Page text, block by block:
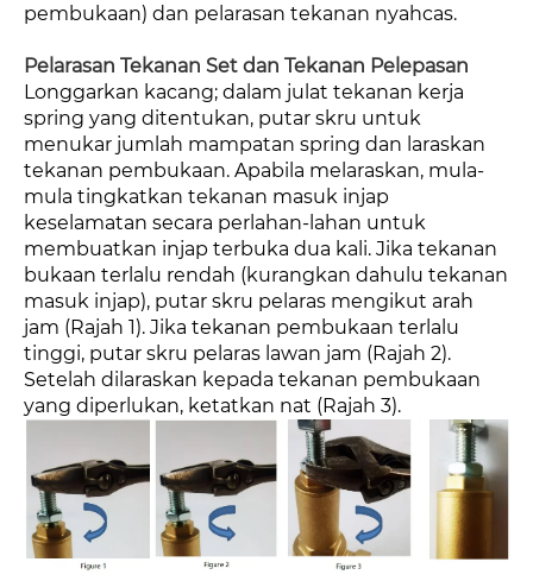
pembukaan) dan pelarasan tekanan nyahcas.
Pelarasan Tekanan Set dan Tekanan Pelepasan
Longgarkan kacang; dalam julat tekanan kerja
spring yang ditentukan, putar skru untuk
menukar jumlah mampatan spring dan laraskan
tekanan pembukaan. Apabila melaraskan, mula-
mula tingkatkan tekanan masuk injap
keselamatan secara perlahan-lahan untuk
membuatkan injap terbuka dua kali. Jika tekanan
bukaan terlalu rendah (kurangkan dahulu tekanan
masuk injap), putar skru pelaras mengikut arah
jam (Rajah 1). Jika tekanan pembukaan terlalu
tinggi, putar skru pelaras lawan jam (Rajah 2).
Setelah dilaraskan kepada tekanan pembukaan
yang diperlukan, ketatkan nat (Rajah 3).